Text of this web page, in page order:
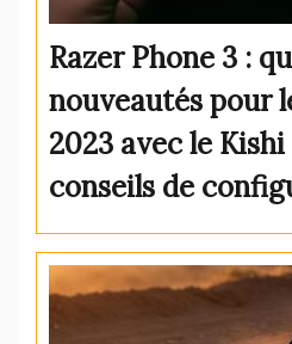
Razer Phone 3 :
nouveautés pour
2023 avec le
conseils de